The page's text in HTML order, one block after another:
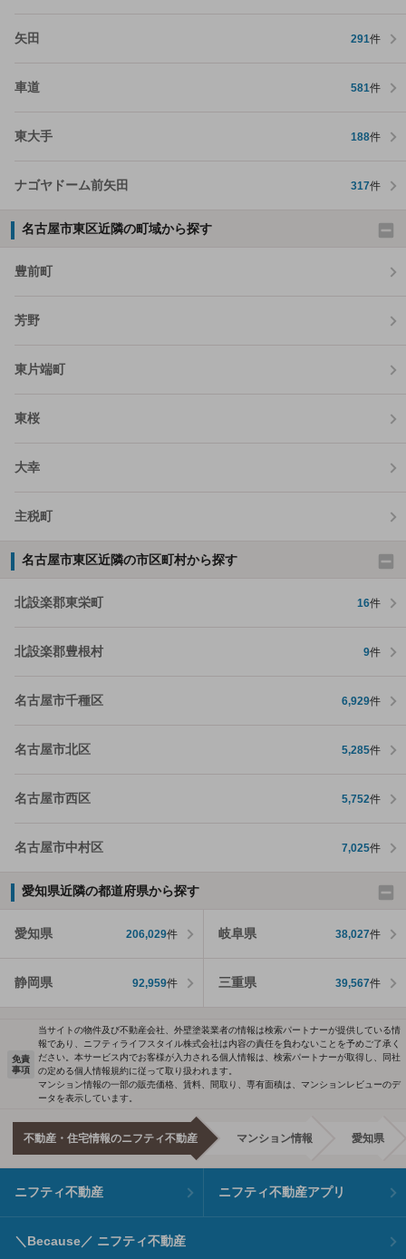
矢田 291件
車道 581件
東大手 188件
ナゴヤドーム前矢田 317件
名古屋市東区近隣の町域から探す
豊前町
芳野
東片端町
東桜
大幸
主税町
名古屋市東区近隣の市区町村から探す
北設楽郡東栄町 16件
北設楽郡豊根村 9件
名古屋市千種区 6,929件
名古屋市北区 5,285件
名古屋市西区 5,752件
名古屋市中村区 7,025件
愛知県近隣の都道府県から探す
愛知県 206,029件 岐阜県 38,027件
静岡県 92,959件 三重県 39,567件
免責
事項
当サイトの物件及び不動産会社、外壁塗装業者の情報は検索パートナーが提供している情
報であり、ニフティライフスタイル株式会社は内容の責任を負わないことを予めご了承く
ださい。本サービス内でお客様が入力される個人情報は、検索パートナーが取得し、同社
の定める個人情報規約に従って取り扱われます。
マンション情報の一部の販売価格、賃料、間取り、専有面積は、マンションレビューのデ
ータを表示しています。
不動産・住宅情報のニフティ不動産 マンション情報 愛知県
ニフティ不動産 ニフティ不動産アプリ
＼Because／ ニフティ不動産